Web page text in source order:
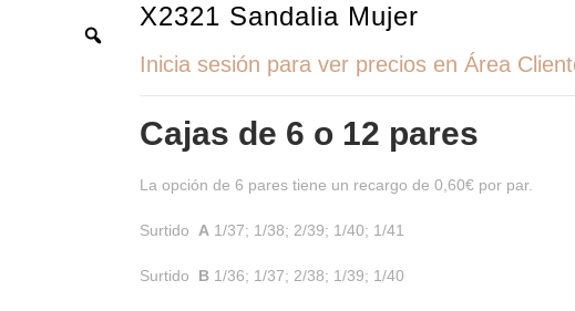
X2321 Sandalia Mujer
Inicia sesión para ver precios en Área
Cajas de 6 o 12 pares
La opción de 6 pares tiene un recargo de 0,60€ por par.
Surtido A 1/37; 1/38; 2/39; 1/40; 1/41
Surtido B 1/36; 1/37; 2/38; 1/39; 1/40